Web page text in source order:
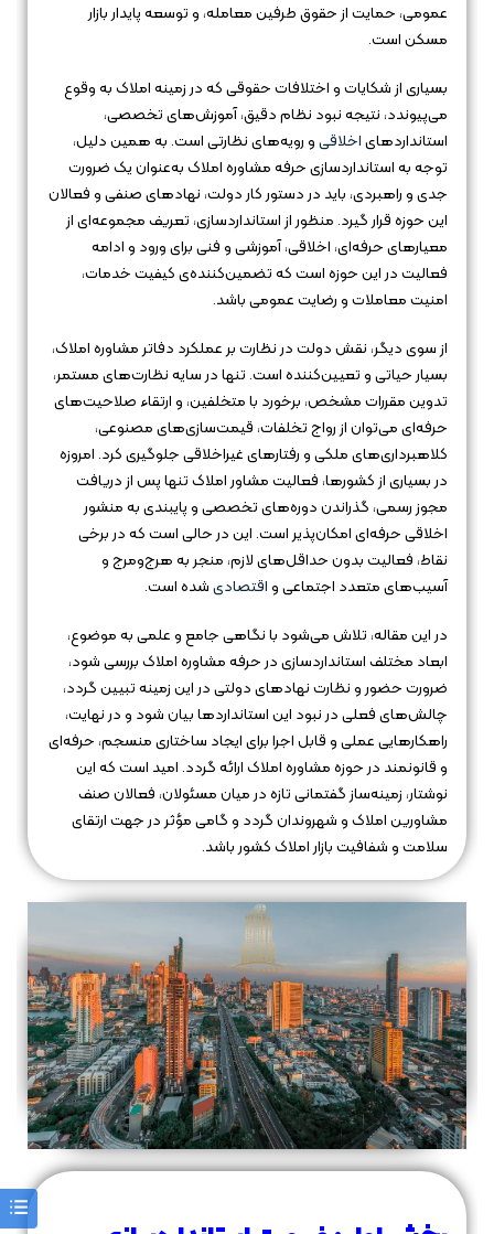
عمومی، حمایت از حقوق طرفین معامله، و توسعه پایدار بازار
مسکن است.
بسیاری از شکایات و اختلافات حقوقی که در زمینه املاک به وقوع
می‌پیوندد، نتیجه نبود نظام دقیق، آموزش‌های تخصصی،
استانداردهایاخلاقیو رویه‌های نظارتی است. به همین دلیل،
توجه به استانداردسازی حرفه مشاوره املاک به‌عنوان یک ضرورت
جدی و راهبردی، باید در دستور کار دولت، نهادهای صنفی و فعالان
این حوزه قرار گیرد. منظور از استانداردسازی، تعریف مجموعه‌ای از
معیارهای حرفه‌ای، اخلاقی، آموزشی و فنی برای ورود و ادامه
فعالیت در این حوزه است که تضمین‌کننده‌ی کیفیت خدمات،
امنیت معاملات و رضایت عمومی باشد.
از سوی دیگر، نقش دولت در نظارت بر عملکرد دفاتر مشاوره املاک،
بسیار حیاتی و تعیین‌کننده است. تنها در سایه نظارت‌های مستمر،
تدوین مقررات مشخص، برخورد با متخلفین، و ارتقاء صلاحیت‌های
حرفه‌ای می‌توان از رواج تخلفات، قیمت‌سازی‌های مصنوعی،
کلاهبرداری‌های ملکی و رفتارهای غیراخلاقی جلوگیری کرد. امروزه
در بسیاری از کشورها، فعالیت مشاور املاک تنها پس از دریافت
مجوز رسمی، گذراندن دوره‌های تخصصی و پایبندی به منشور
اخلاقی حرفه‌ای امکان‌پذیر است. این در حالی است که در برخی
نقاط، فعالیت بدون حداقل‌های لازم، منجر به هرج‌ومرج و
آسیب‌های متعدد اجتماعی واقتصادیشده است.
در این مقاله، تلاش می‌شود با نگاهی جامع و علمی به موضوع،
ابعاد مختلف استانداردسازی در حرفه مشاوره املاک بررسی شود،
ضرورت حضور و نظارت نهادهای دولتی در این زمینه تبیین گردد،
چالش‌های فعلی در نبود این استانداردها بیان شود و در نهایت،
راهکارهایی عملی و قابل اجرا برای ایجاد ساختاری منسجم، حرفه‌ای
و قانونمند در حوزه مشاوره املاک ارائه گردد. امید است که این
نوشتار، زمینه‌ساز گفتمانی تازه در میان مسئولان، فعالان صنف
مشاورین املاک و شهروندان گردد و گامی مؤثر در جهت ارتقای
سلامت و شفافیت بازار املاک کشور باشد.